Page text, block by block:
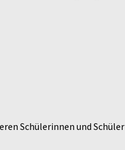
Schülerinnen und Schüler